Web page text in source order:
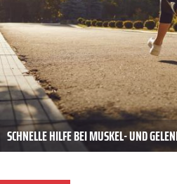
SCHNELLE HILFE BEI MUSKEL- UND